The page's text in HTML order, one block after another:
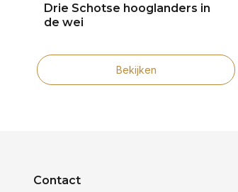
Drie Schotse hooglanders in
de wei
Bekijken
Contact